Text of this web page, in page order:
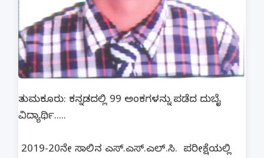
ತುಮಕೂರು: ಕನ್ನಡದಲ್ಲಿ 99 ಅಂಕಗಳನ್ನು ಪಡೆದ ದುಬೈ
ವಿದ್ಯಾರ್ಥಿ.....
2019-20ನೇ ಸಾಲಿನ ಎಸ್.ಎಸ್.ಎಲ್.ಸಿ. ಪರೀಕ್ಷೆಯಲ್ಲಿ